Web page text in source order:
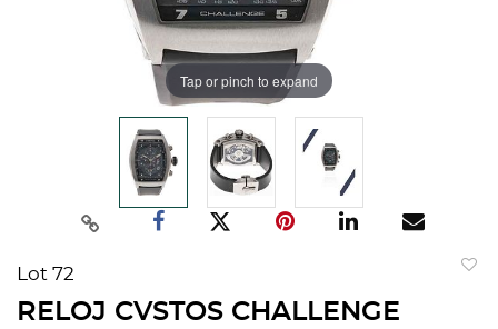
Tap or pinch to expand
Lot 72
RELOJ CVSTOS CHALLENGE